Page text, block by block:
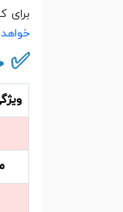
برای
✅